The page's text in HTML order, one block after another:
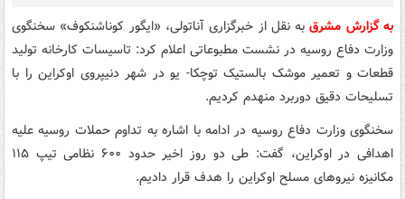
به گزارش مشرقبه نقل از خبرگزاری آناتولی، «ایگور کوناشنکوف» سخنگوی
وزارت دفاع روسیه در نشست مطبوعاتی اعلام کرد: تاسیسات کارخانه تولید
قطعات و تعمیر موشک بالستیک توچکا- یو در شهر دنیپروی اوکراین را با
تسلیحات دقیق دوربرد منهدم کردیم.
سخنگوی وزارت دفاع روسیه در ادامه با اشاره به تداوم حملات روسیه علیه
اهدافی در اوکراین، گفت: طی دو روز اخیر حدود ۶۰۰ نظامی تیپ ۱۱۵
مکانیزه نیروهای مسلح اوکراین را هدف قرار دادیم.